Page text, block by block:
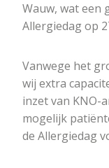
Wauw, wat een
Allergiedag op
Vanwege het
wij extra
inzet van KNO-
mogelijk
de Allergiedag